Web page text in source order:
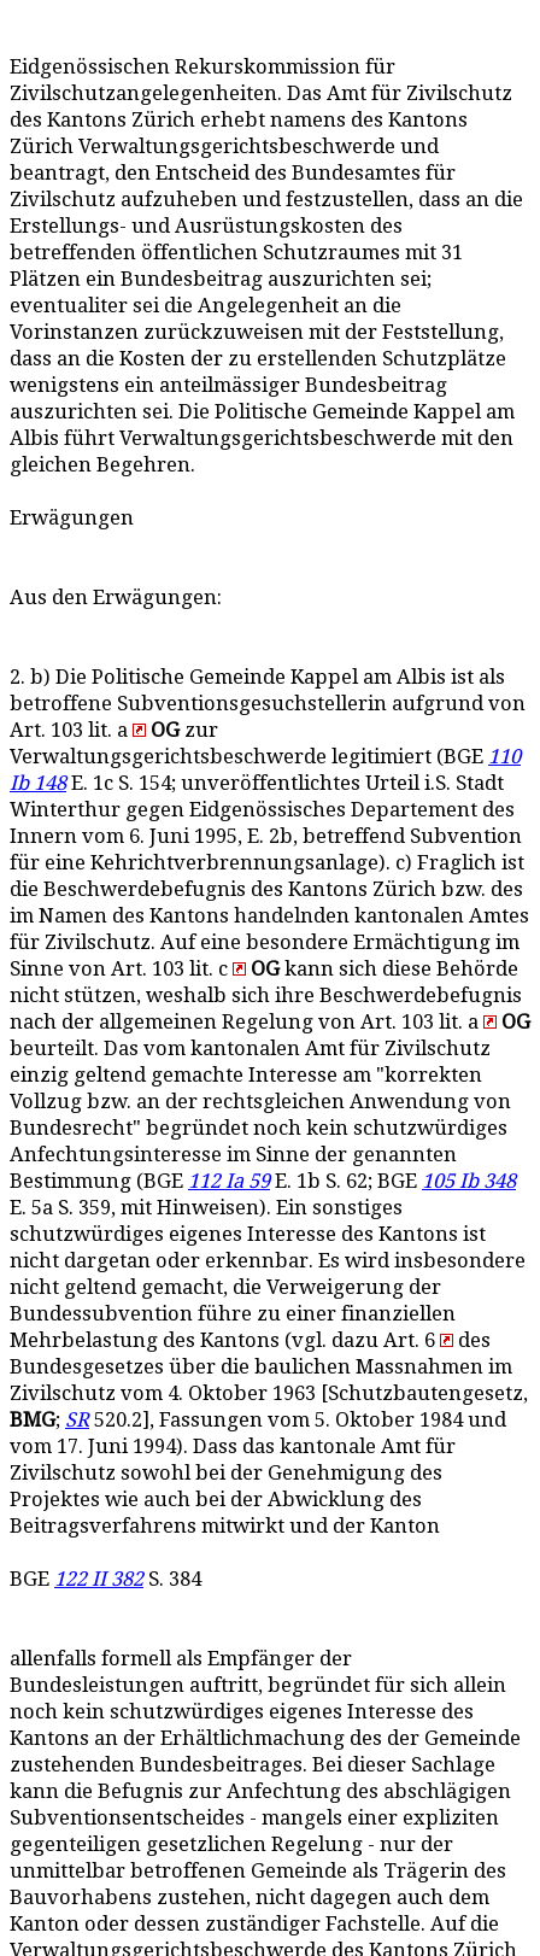
Eidgenössischen Rekurskommission für
Zivilschutzangelegenheiten. Das Amt für Zivilschutz
des Kantons Zürich erhebt namens des Kantons
Zürich Verwaltungsgerichtsbeschwerde und
beantragt, den Entscheid des Bundesamtes für
Zivilschutz aufzuheben und festzustellen, dass an die
Erstellungs- und Ausrüstungskosten des
betreffenden öffentlichen Schutzraumes mit 31
Plätzen ein Bundesbeitrag auszurichten sei;
eventualiter sei die Angelegenheit an die
Vorinstanzen zurückzuweisen mit der Feststellung,
dass an die Kosten der zu erstellenden Schutzplätze
wenigstens ein anteilmässiger Bundesbeitrag
auszurichten sei. Die Politische Gemeinde Kappel am
Albis führt Verwaltungsgerichtsbeschwerde mit den
gleichen Begehren.
Erwägungen
Aus den Erwägungen:
2. b) Die Politische Gemeinde Kappel am Albis ist als
betroffene Subventionsgesuchstellerin aufgrund von
Art. 103 lit. a
OGzur
Verwaltungsgerichtsbeschwerde legitimiert (BGE 110
Ib 148E. 1c S. 154; unveröffentlichtes Urteil i.S. Stadt
Winterthur gegen Eidgenössisches Departement des
Innern vom 6. Juni 1995, E. 2b, betreffend Subvention
für eine Kehrichtverbrennungsanlage). c) Fraglich ist
die Beschwerdebefugnis des Kantons Zürich bzw. des
im Namen des Kantons handelnden kantonalen Amtes
für Zivilschutz. Auf eine besondere Ermächtigung im
Sinne von Art. 103 lit. c
OGkann sich diese Behörde
nicht stützen, weshalb sich ihre Beschwerdebefugnis
nach der allgemeinen Regelung von Art. 103 lit. a
OG
beurteilt. Das vom kantonalen Amt für Zivilschutz
einzig geltend gemachte Interesse am "korrekten
Vollzug bzw. an der rechtsgleichen Anwendung von
Bundesrecht" begründet noch kein schutzwürdiges
Anfechtungsinteresse im Sinne der genannten
Bestimmung (BGE 112 Ia 59E. 1b S. 62; BGE 105 Ib 348
E. 5a S. 359, mit Hinweisen). Ein sonstiges
schutzwürdiges eigenes Interesse des Kantons ist
nicht dargetan oder erkennbar. Es wird insbesondere
nicht geltend gemacht, die Verweigerung der
Bundessubvention führe zu einer finanziellen
Mehrbelastung des Kantons (vgl. dazu Art. 6
des
Bundesgesetzes über die baulichen Massnahmen im
Zivilschutz vom 4. Oktober 1963 [Schutzbautengesetz,
BMG; SR520.2], Fassungen vom 5. Oktober 1984 und
vom 17. Juni 1994). Dass das kantonale Amt für
Zivilschutz sowohl bei der Genehmigung des
Projektes wie auch bei der Abwicklung des
Beitragsverfahrens mitwirkt und der Kanton
BGE 122 II 382S. 384
allenfalls formell als Empfänger der
Bundesleistungen auftritt, begründet für sich allein
noch kein schutzwürdiges eigenes Interesse des
Kantons an der Erhältlichmachung des der Gemeinde
zustehenden Bundesbeitrages. Bei dieser Sachlage
kann die Befugnis zur Anfechtung des abschlägigen
Subventionsentscheides - mangels einer expliziten
gegenteiligen gesetzlichen Regelung - nur der
unmittelbar betroffenen Gemeinde als Trägerin des
Bauvorhabens zustehen, nicht dagegen auch dem
Kanton oder dessen zuständiger Fachstelle. Auf die
Verwaltungsgerichtsbeschwerde des Kantons Zürich